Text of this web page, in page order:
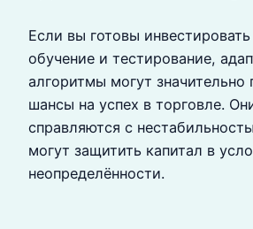
Если вы готовы
обучение и тестирование,
алгоритмы могут значительно
шансы на успех в торговле.
справляются с
могут защитить капитал в
неопределённости.